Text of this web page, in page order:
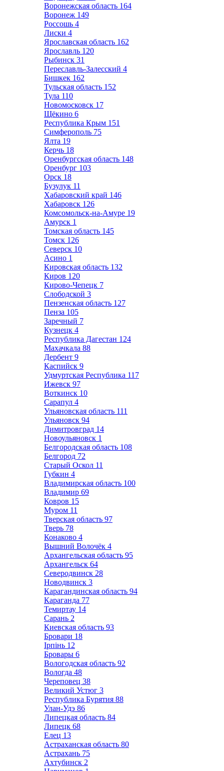
Воронежская область 164
Воронеж 149
Россошь 4
Лиски 4
Ярославская область 162
Ярославль 120
Рыбинск 31
Переславль-Залесский 4
Бишкек 162
Тульская область 152
Тула 110
Новомосковск 17
Щёкино 6
Республика Крым 151
Симферополь 75
Ялта 19
Керчь 18
Оренбургская область 148
Оренбург 103
Орск 18
Бузулук 11
Хабаровский край 146
Хабаровск 126
Комсомольск-на-Амуре 19
Амурск 1
Томская область 145
Томск 126
Северск 10
Асино 1
Кировская область 132
Киров 120
Кирово-Чепецк 7
Слободской 3
Пензенская область 127
Пенза 105
Заречный 7
Кузнецк 4
Республика Дагестан 124
Махачкала 88
Дербент 9
Каспийск 9
Удмуртская Республика 117
Ижевск 97
Воткинск 10
Сарапул 4
Ульяновская область 111
Ульяновск 94
Димитровград 14
Новоульяновск 1
Белгородская область 108
Белгород 72
Старый Оскол 11
Губкин 4
Владимирская область 100
Владимир 69
Ковров 15
Муром 11
Тверская область 97
Тверь 78
Конаково 4
Вышний Волочёк 4
Архангельская область 95
Архангельск 64
Северодвинск 28
Новодвинск 3
Карагандинская область 94
Караганда 77
Темиртау 14
Сарань 2
Киевская область 93
Бровари 18
Ірпінь 12
Бровары 6
Вологодская область 92
Вологда 48
Череповец 38
Великий Устюг 3
Республика Бурятия 88
Улан-Удэ 86
Липецкая область 84
Липецк 68
Елец 13
Астраханская область 80
Астрахань 75
Ахтубинск 2